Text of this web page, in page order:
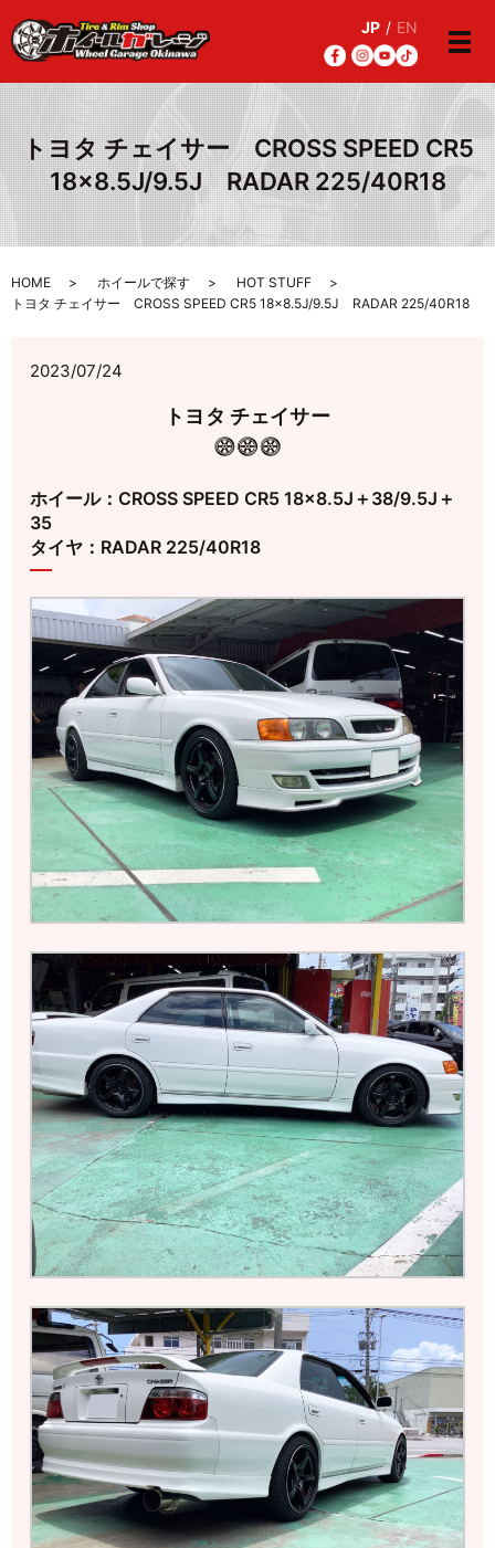
JP / EN
メ
トヨタ チェイサー CROSS SPEED CR5
18×8.5J/9.5J RADAR 225/40R18
HOME ホイールで探す
HOT STUFF
トヨタ チェイサー CROSS SPEED CR5 18×8.5J/9.5J RADAR 225/40R18
2023/07/24
トヨタ チェイサー
ホイール：CROSS SPEED CR5 18×8.5J＋38/9.5J＋
35
タイヤ：RADAR 225/40R18